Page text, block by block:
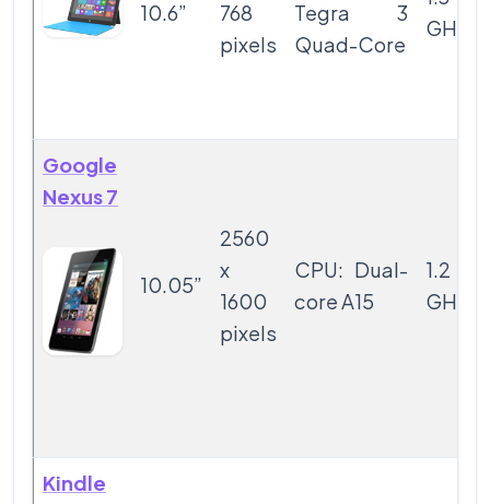
10.6”
768
pixels
Tegra 3
Quad-Core
GHz
Google
Nexus 7
10.05”
2560
x
1600
pixels
CPU: Dual-
core A15
1.2
GHz
Kindle